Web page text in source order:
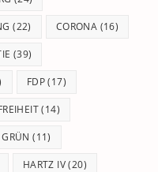
(22) CORONA (16)
(39)
FDP(17)
(14)
GRÜN (11)
HARTZ IV(20)